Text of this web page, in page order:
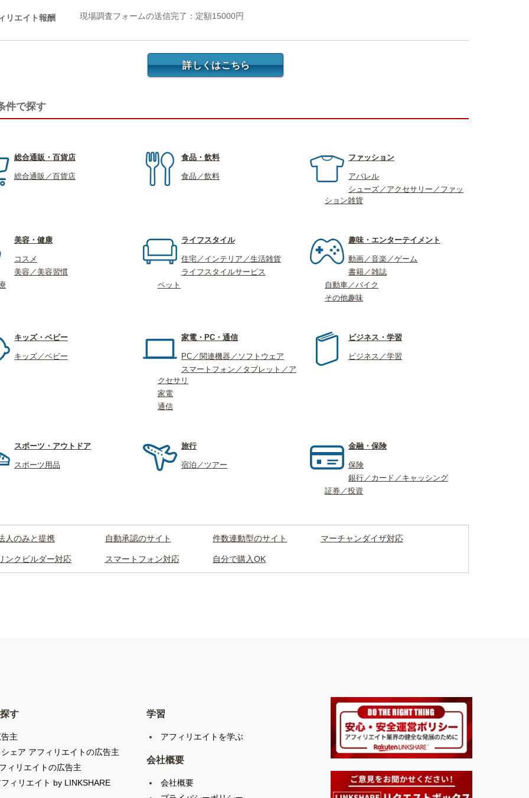
リエイト報酬 現場調査フォームの送信完了：定額15000円
詳しくはこちら
件で探す
総合通販・百貨店
総合通販／百貨店
食品・飲料
食品／飲料
ファッション
アパレル
シューズ／アクセサリー／ファッ
ション雑貨
美容・健康
コスメ
美容／美容習慣
ライフスタイル
住宅／インテリア／生活雑貨
ライフスタイルサービス
ペット
趣味・エンターテイメント
動画／音楽／ゲーム
書籍／雑誌
自動車／バイク
その他趣味
キッズ・ベビー
キッズ／ベビー
家電・PC・通信
PC／関連機器／ソフトウェア
スマートフォン／タブレット／ア
クセサリ
家電
通信
ビジネス・学習
ビジネス／学習
スポーツ・アウトドア
スポーツ用品
旅行
宿泊／ツアー
金融・保険
保険
銀行／カード／キャッシング
証券／投資
人のみと提携 自動承認のサイト 件数連動型のサイト マーチャンダイザ対応
ンクビルダー対応 スマートフォン対応 自分で購入OK
す
主
ェア アフィリエイトの広告主
ィリエイトの広告主
ィリエイト by LINKSHARE
学習
アフィリエイトを学ぶ
会社概要
会社概要